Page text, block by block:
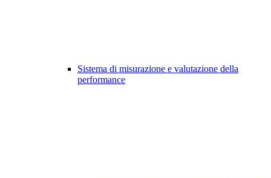
Sistema di misurazione e valutazione della
performance